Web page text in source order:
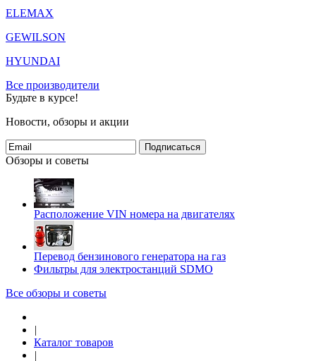
ELEMAX
GEWILSON
HYUNDAI
Все производители
Будьте в курсе!
Новости, обзоры и акции
Подписаться
Обзоры и советы
Расположение VIN номера на двигателях
Перевод бензинового генератора на газ
Фильтры для электростанций SDMO
Все обзоры и советы
|
Каталог товаров
|